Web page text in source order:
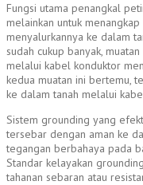
Fungsi utama penangkal
melainkan untuk
menyalurkannya ke dalam
sudah cukup banyak,
melalui kabel konduktor
kedua muatan ini bertemu,
ke dalam tanah melalui
Sistem grounding yang
tersebar dengan aman ke
tegangan berbahaya pada
Standar kelayakan
tahanan sebaran atau